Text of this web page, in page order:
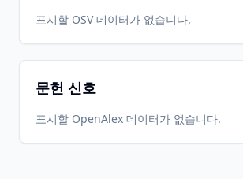
CRAN 0.0-10
CRAN
표시할 OSV 데이터가 없습니다.
문헌 신호
표시할 OpenAlex 데이터가 없습니다.